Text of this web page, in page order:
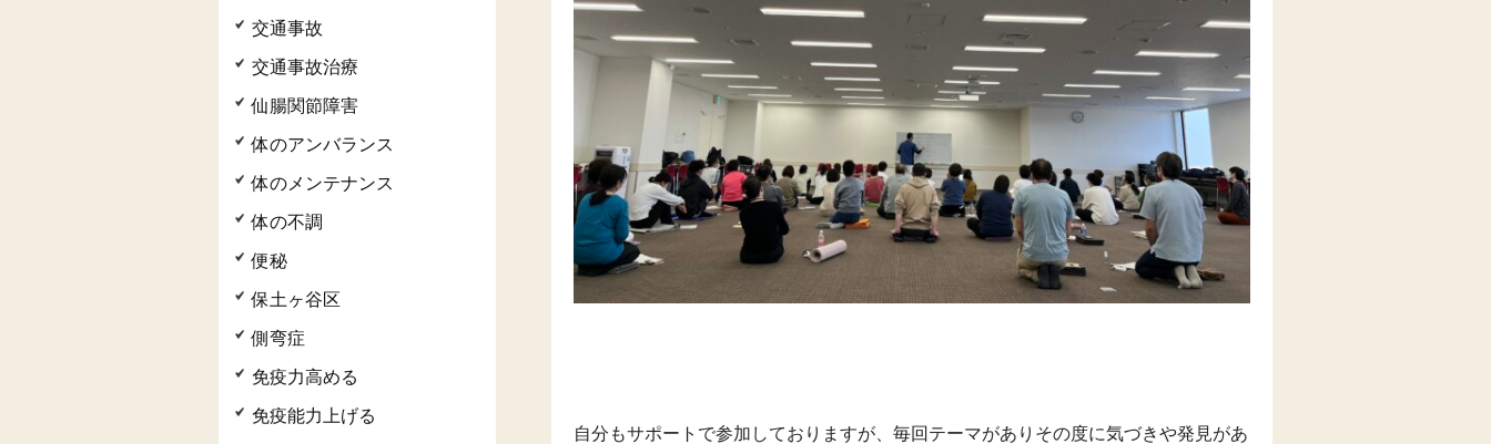
自分もサポートで参加しておりますが、毎回テーマがありその度に気づきや発見があ
交通事故
交通事故治療
仙腸関節障害
体のアンバランス
体のメンテナンス
体の不調
便秘
保土ヶ谷区
側弯症
免疫力高める
免疫能力上げる